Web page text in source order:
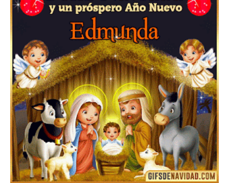
Te deseo una Feliz Navidad Barsimea